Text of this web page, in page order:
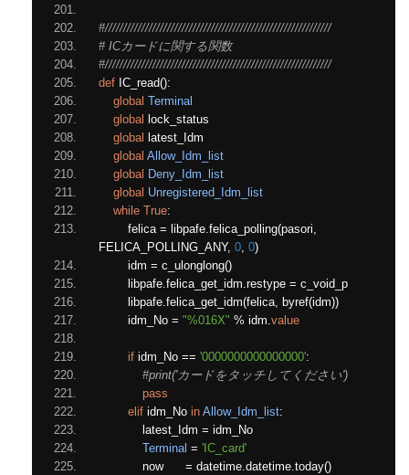
#//////////////////////////////////////////////////////////////
# ICカードに関する関数
#//////////////////////////////////////////////////////////////
def IC_read():
global Terminal
global lock_status
global latest_Idm
global Allow_Idm_list
global Deny_Idm_list
global Unregistered_Idm_list
while True:
        felica
= libpafe.felica_polling(pasori,
FELICA_POLLING_ANY, 0, 0)
        idm
= c_ulonglong()
        libpafe
.felica_get_idm.restype = c_void_p
        libpafe
.felica_get_idm(felica, byref(idm))
        idm_No
= "%016X" % idm.value
if idm_No == '0000000000000000':
#print('カードをタッチしてください')
pass
elif idm_No in Allow_Idm_list:
            latest_Idm
= idm_No
Terminal = 'IC_card'
            now
= datetime.datetime.today()